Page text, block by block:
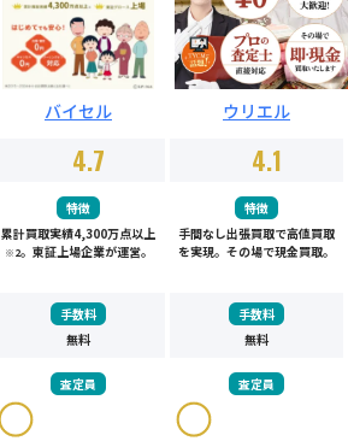
バイセル ウリエル
4.7 4.1
特徴
累計買取実績4,300万点以上
※2。東証上場企業が運営。
特徴
手間なし出張買取で高値買取
を実現。その場で現金買取。
手数料
無料
手数料
無料
査定員 査定員